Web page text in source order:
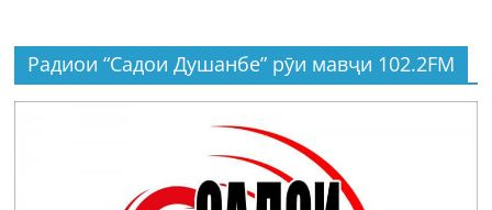
Радиои “Садои Душанбе” рӯи мавҷи 102.2FM